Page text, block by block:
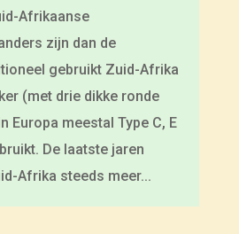
Afrikaanse
zijn dan de
gebruikt Zuid-Afrika
(met drie dikke ronde
Europa meestal Type C, E
De laatste jaren
Afrika steeds meer...